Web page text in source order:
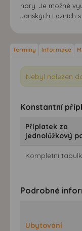
hory. Je možné
Janských Lázních
Termíny Informace
Nebyl nalezen
Konstantní
Příplatek za
jednolůžkový
Kompletní
Podrobné
Ubytování